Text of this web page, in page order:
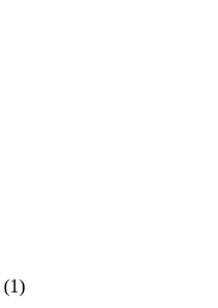
(1)